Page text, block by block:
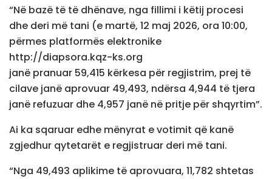
“Në bazë të të dhënave, nga fillimi i këtij procesi
dhe deri më tani (e martë, 12 maj 2026, ora 10:00,
përmes platformës elektronike
http://diapsora.kqz-ks.org
janë pranuar 59,415 kërkesa për regjistrim, prej të
cilave janë aprovuar 49,493, ndërsa 4,944 të tjera
janë refuzuar dhe 4,957 janë në pritje për shqyrtim”.
Ai ka sqaruar edhe mënyrat e votimit që kanë
zgjedhur qytetarët e regjistruar deri më tani.
“Nga 49,493 aplikime të aprovuara, 11,782 shtetas